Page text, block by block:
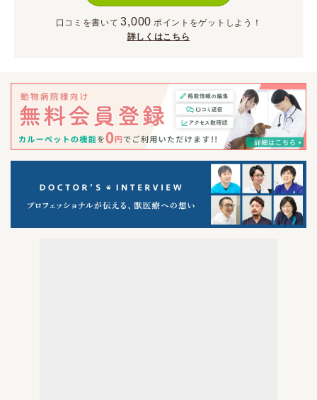
口コミを書いて 3,000 ポイント をゲットしよう！
詳しくはこちら